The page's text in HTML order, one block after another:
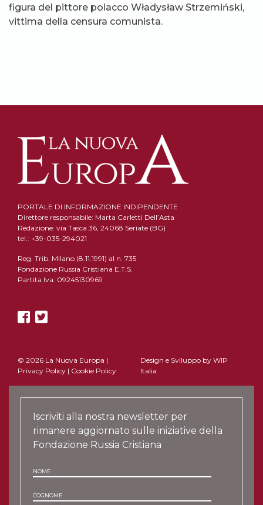
figura del pittore polacco Władysław Strzemiński,
vittima della censura comunista.
PORTALE DI INFORMAZIONE INDIPENDENTE
Direttore responsabile: Marta Carletti Dell’Asta
Redazione: via Tasca 36, 24068 Seriate (BG)
tel.: +39-035-294021
Reg. Trib. Milano (8.11.1991) al n. 735
Fondazione Russia Cristiana E.T.S.
Partita Iva: 09245130969
© 2026 La Nuova Europa |
Privacy Policy | Cookie Policy
Design e Sviluppo by WIP
Italia
Iscriviti alla nostra newsletter per
rimanere aggiornato sulle iniziative della
Fondazione Russia Cristiana
NOME
COGNOME